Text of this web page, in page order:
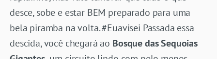
desce, sobe e estar BEM preparado para uma
bela piramba na volta. #Euavisei Passada essa
descida, você chegará ao Bosque das Sequoias